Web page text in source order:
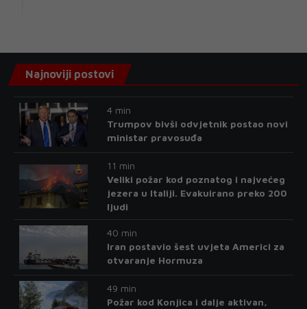
Najnoviji postovi
4 min
Trumpov bivši odvjetnik postao novi
ministar pravosuđa
11 min
Veliki požar kod poznatog i najvećeg
jezera u Italiji. Evakuirano preko 200
ljudi
40 min
Iran postavio šest uvjeta Americi za
otvaranje Hormuza
49 min
Požar kod Konjica i dalje aktivan,